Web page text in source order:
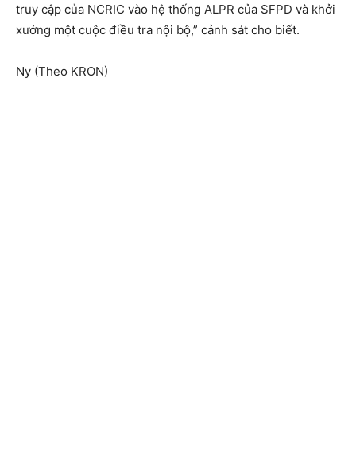
truy cập của NCRIC vào hệ thống ALPR của SFPD và khởi
xướng một cuộc điều tra nội bộ,” cảnh sát cho biết.
Ny (Theo KRON)